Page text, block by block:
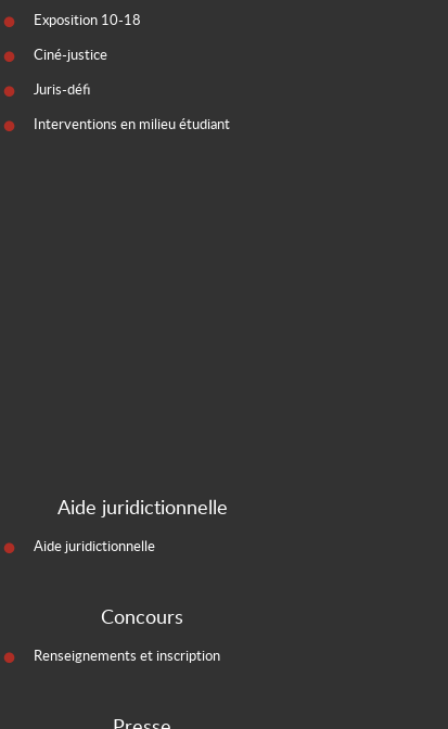
Exposition 10-18
Ciné-justice
Juris-défi
Interventions en milieu étudiant
Aide juridictionnelle
Aide juridictionnelle
Concours
Renseignements et inscription